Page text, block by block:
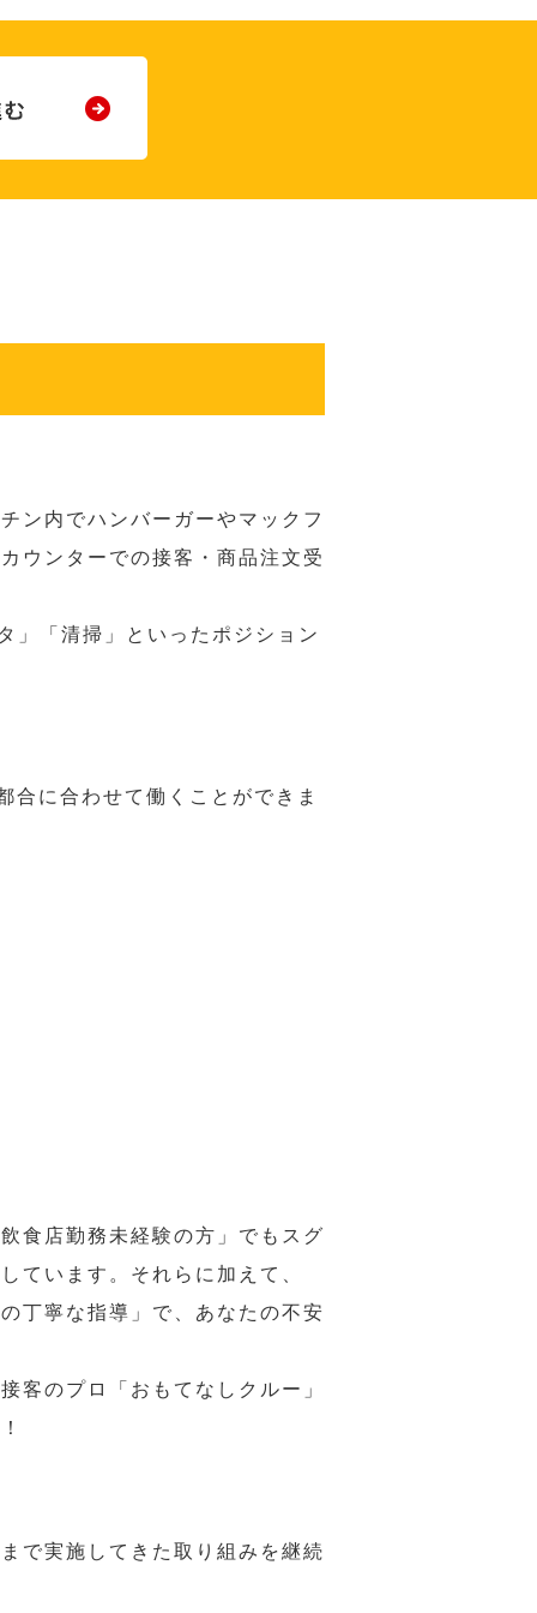
ン内でハンバーガーやマックフ
ウンターでの接客・商品注文受
」「清掃」といったポジション
合に合わせて働くことができま
食店勤務未経験の方」でもスグ
ています。それらに加えて、
丁寧な指導」で、あなたの不安
客のプロ「おもてなしクルー」
で実施してきた取り組みを継続